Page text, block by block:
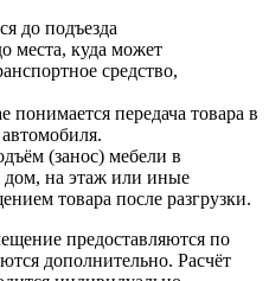
до подъезда
места, куда может
средство,
понимается передача товара в
(занос) мебели в
дом, на этаж или иные
товара после разгрузки.
предоставляются по
дополнительно. Расчёт